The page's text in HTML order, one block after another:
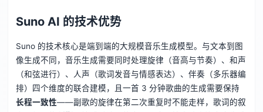
Suno AI 的技术优势
Suno 的技术核心是端到端的大规模音乐生成模型。与文本到图
像生成不同，音乐生成需要同时处理旋律（音高与节奏）、和声
（和弦进行）、人声（歌词发音与情感表达）、伴奏（多乐器编
排）四个维度的联合建模，且一首 3 分钟歌曲的生成需要保持
长程一致性——副歌的旋律在第二次重复时不能走样，歌词的叙